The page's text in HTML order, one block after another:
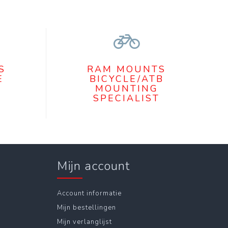
RAM MOUNTS
BICYCLE/ATB
MOUNTING
SPECIALIST
Mijn account
Account informatie
Mijn bestellingen
Mijn verlanglijst